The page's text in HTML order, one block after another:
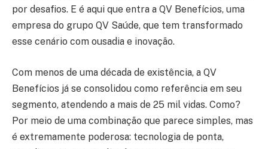
por desafios. E é aqui que entra a QV Benefícios, uma
empresa do grupo QV Saúde, que tem transformado
esse cenário com ousadia e inovação.
Com menos de uma década de existência, a QV
Benefícios já se consolidou como referência em seu
segmento, atendendo a mais de 25 mil vidas. Como?
Por meio de uma combinação que parece simples, mas
é extremamente poderosa: tecnologia de ponta,